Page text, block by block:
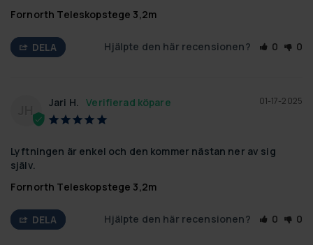
Fornorth Teleskopstege 3,2m
DELA Hjälpte den här recensionen? 0 0
01-17-2025
Jari H.
Lyftningen är enkel och den kommer nästan ner av sig
själv.
Fornorth Teleskopstege 3,2m
DELA Hjälpte den här recensionen? 0 0